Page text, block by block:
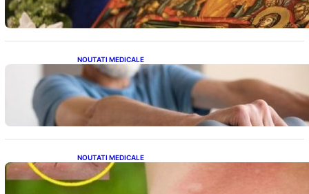
NOUTATI MEDICALE
Îmbunătățirea sănătății cardiovasculare:
Patru exerciții simple pentru reducerea
tensiunii arteriale la domiciliu
NOUTATI MEDICALE
Cum bacteriile pielii influențează atracția
țânțarilor: O nouă viziune asupra alegerii